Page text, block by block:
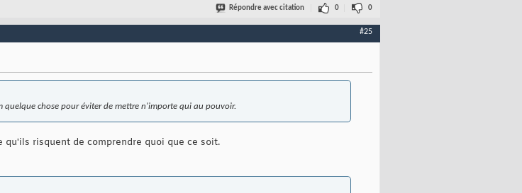
Répondre avec citation 0 0
#25
chose pour éviter de mettre n'importe qui au pouvoir.
risquent de comprendre quoi que ce soit.